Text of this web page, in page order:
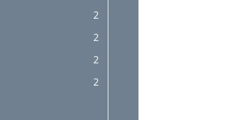
2
2
2
2